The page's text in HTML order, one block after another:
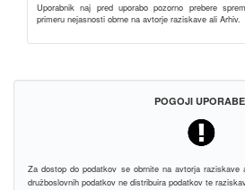
Uporabnik naj pred uporabo pozorno prebere
primeru nejasnosti obrne na avtorje raziskave ali Arhiv.
POGOJI
Za dostop do podatkov se obrnite na avtorja raziskave
družboslovnih podatkov ne distribuira podatkov te